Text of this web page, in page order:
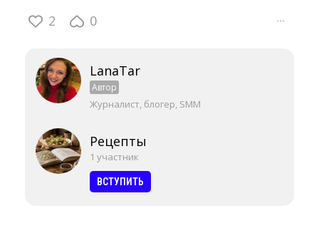
2 0 ···
LanaTar
Автор
Журналист, блогер, SMM
Рецепты
1 участник
ВСТУПИТЬ